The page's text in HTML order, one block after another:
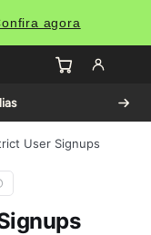
agora
User Signups